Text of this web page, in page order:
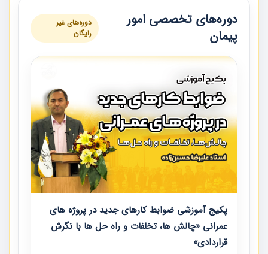
دوره‌های تخصصی امور
پیمان
دوره‌های غیر
رایگان
پکیج آموزشی ضوابط کارهای جدید در پروژه های
عمرانی «چالش ها، تخلفات و راه حل ها با نگرش
قراردادی»